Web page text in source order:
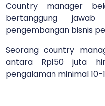
Country manager
bertanggung
pengembangan bisnis
Seorang country
antara Rp150 juta
pengalaman minimal 10-